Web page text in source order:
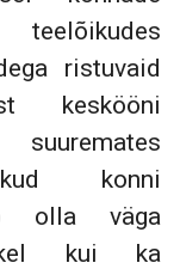
teelõikudes
ristuvaid
keskööni
konni
olla väga
kui ka